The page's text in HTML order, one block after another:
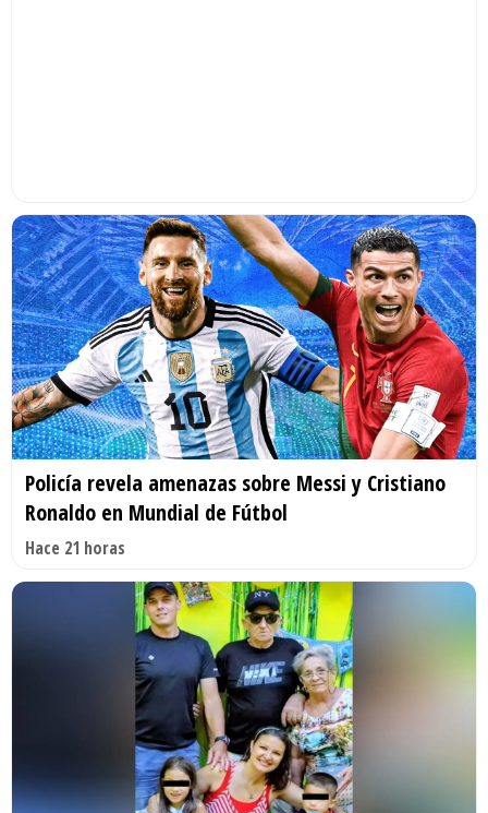
Policía revela amenazas sobre Messi y Cristiano
Ronaldo en Mundial de Fútbol
Hace 21 horas